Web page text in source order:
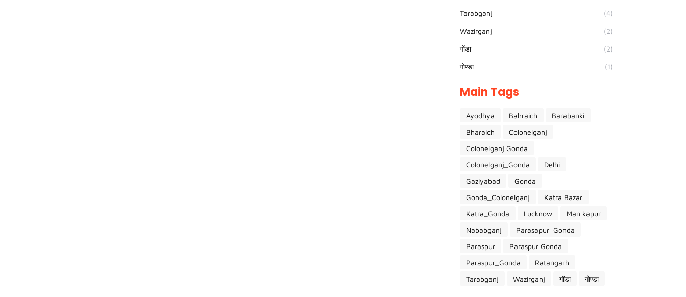
Tarabganj (4)
Wazirganj (2)
गोंडा (2)
गोण्डा (1)
Main Tags
Ayodhya Bahraich
Barabanki
Bharaich
Colonelganj
Colonelganj Gonda
Colonelganj_Gonda
Delhi
Gaziyabad
Gonda
Gonda_Colonelganj
Katra Bazar
Katra_Gonda
Lucknow
Man kapur
Nababganj
Parasapur_Gonda
Paraspur
Paraspur Gonda
Paraspur_Gonda
Ratangarh
Tarabganj
Wazirganj गोंडा गोण्डा